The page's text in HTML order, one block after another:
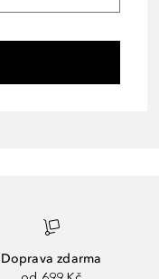
Doprava zdarma